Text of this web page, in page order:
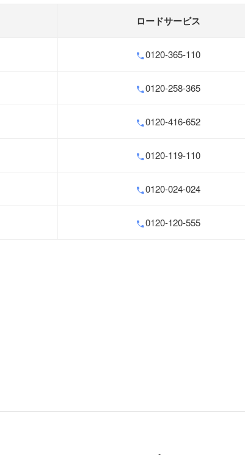
ロードサービス
0120-365-110
0120-258-365
0120-416-652
0120-119-110
0120-024-024
0120-120-555